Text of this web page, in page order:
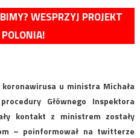
WESPRZYJ PROJEKT
u ministra Michała
Głównego Inspektora
kontakt z ministrem zostały
– poinformował na twitterze